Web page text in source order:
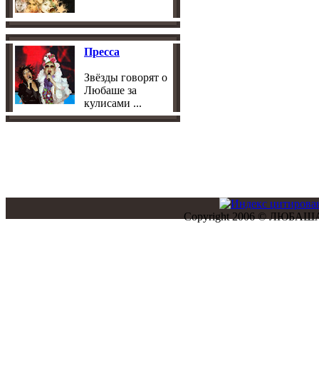
Пресса
Звёзды говорят о
Любаше за
кулисами ...
Copyright 2006 ©